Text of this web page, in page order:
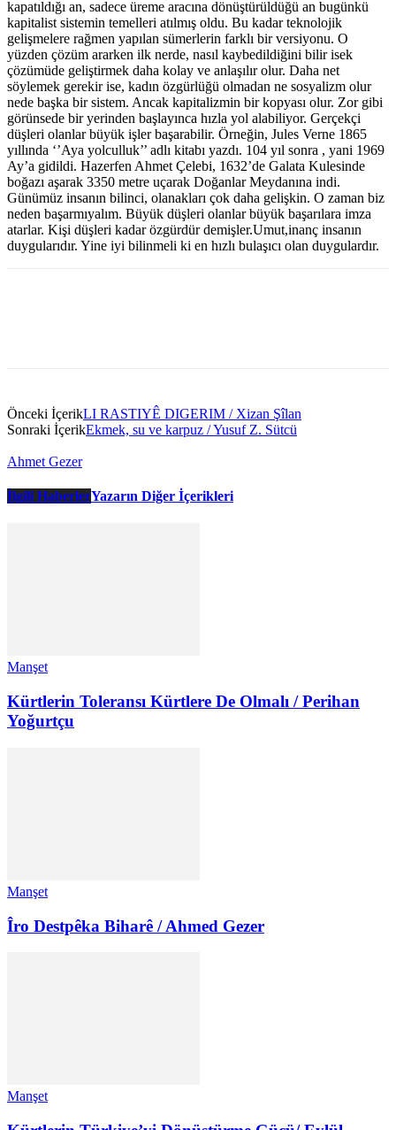
kapatıldığı an, sadece üreme aracına dönüştürüldüğü an bugünkü
kapitalist sistemin temelleri atılmış oldu. Bu kadar teknolojik
gelişmelere rağmen yapılan sümerlerin farklı bir versiyonu. O
yüzden çözüm ararken ilk nerde, nasıl kaybedildiğini bilir isek
çözümüde geliştirmek daha kolay ve anlaşılır olur. Daha net
söylemek gerekir ise, kadın özgürlüğü olmadan ne sosyalizm olur
nede başka bir sistem. Ancak kapitalizmin bir kopyası olur. Zor gibi
görünsede bir yerinden başlayınca hızla yol alabiliyor. Gerçekçi
düşleri olanlar büyük işler başarabilir. Örneğin, Jules Verne 1865
yıllında ‘’Aya yolculluk’’ adlı kitabı yazdı. 104 yıl sonra , yani 1969
Ay’a gidildi. Hazerfen Ahmet Çelebi, 1632’de Galata Kulesinde
boğazı aşarak 3350 metre uçarak Doğanlar Meydanına indi.
Günümüz insanın bilinci, olanakları çok daha gelişkin. O zaman biz
neden başarmıyalım. Büyük düşleri olanlar büyük başarılara imza
atarlar. Kişi düşleri kadar özgürdür demişler.Umut,inanç insanın
duygularıdır. Yine iyi bilinmeli ki en hızlı bulaşıcı olan duygulardır.
Önceki İçerikLI RASTIYÊ DIGERIM / Xizan Şîlan
Sonraki İçerikEkmek, su ve karpuz / Yusuf Z. Sütcü
Ahmet Gezer
İlgili HaberlerYazarın Diğer İçerikleri
Manşet
Kürtlerin Toleransı Kürtlere De Olmalı / Perihan
Yoğurtçu
Manşet
Îro Destpêka Biharê / Ahmed Gezer
Manşet